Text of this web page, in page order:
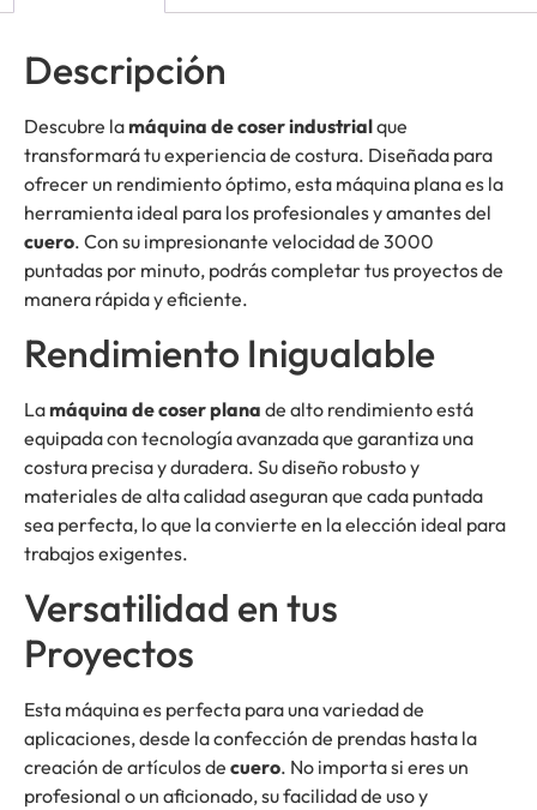
Descripción
Descubre lamáquina de coser industrialque
transformará tu experiencia de costura. Diseñada para
ofrecer un rendimiento óptimo, esta máquina plana es la
herramienta ideal para los profesionales y amantes del
cuero. Con su impresionante velocidad de 3000
puntadas por minuto, podrás completar tus proyectos de
manera rápida y eficiente.
Rendimiento Inigualable
Lamáquina de coser plana de alto rendimiento está
equipada con tecnología avanzada que garantiza una
costura precisa y duradera. Su diseño robusto y
materiales de alta calidad aseguran que cada puntada
sea perfecta, lo que la convierte en la elección ideal para
trabajos exigentes.
Versatilidad en tus
Proyectos
Esta máquina es perfecta para una variedad de
aplicaciones, desde la confección de prendas hasta la
creación de artículos de cuero. No importa si eres un
profesional o un aficionado, su facilidad de uso y